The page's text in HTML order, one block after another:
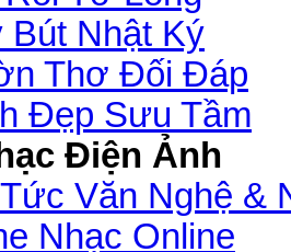
Bút Nhật Ký
Thơ Đối Đáp
Đẹp Sưu Tầm
Điện Ảnh
Văn Nghệ &
Nhạc Online